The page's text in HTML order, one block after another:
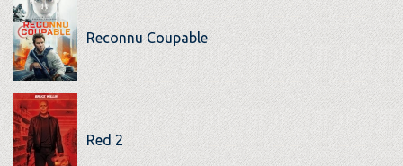
Reconnu Coupable
Red 2